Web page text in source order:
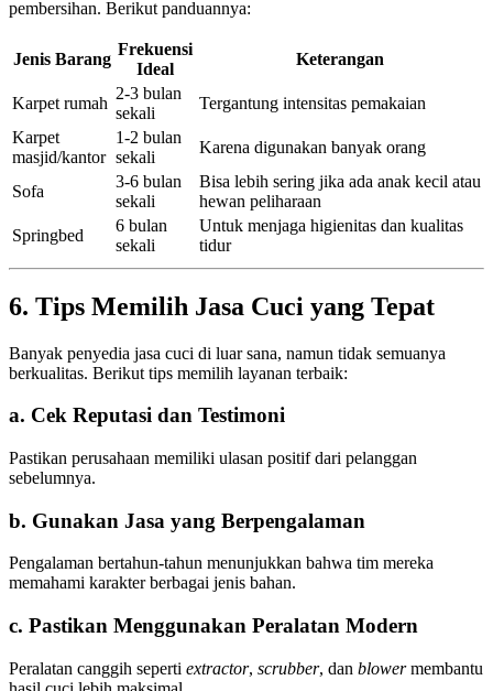
pembersihan. Berikut panduannya:
Jenis Barang
Frekuensi
Ideal
Keterangan
Karpet rumah
2-3 bulan
sekali
Tergantung intensitas pemakaian
Karpet
masjid/kantor
1-2 bulan
sekali
Karena digunakan banyak orang
Sofa
3-6 bulan
sekali
Bisa lebih sering jika ada anak kecil atau
hewan peliharaan
Springbed
6 bulan
sekali
Untuk menjaga higienitas dan kualitas
tidur
6. Tips Memilih Jasa Cuci yang Tepat
Banyak penyedia jasa cuci di luar sana, namun tidak semuanya
berkualitas. Berikut tips memilih layanan terbaik:
a. Cek Reputasi dan Testimoni
Pastikan perusahaan memiliki ulasan positif dari pelanggan
sebelumnya.
b. Gunakan Jasa yang Berpengalaman
Pengalaman bertahun-tahun menunjukkan bahwa tim mereka
memahami karakter berbagai jenis bahan.
c. Pastikan Menggunakan Peralatan Modern
Peralatan canggih seperti extractor, scrubber, dan blowermembantu